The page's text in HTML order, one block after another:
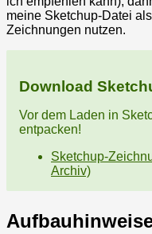
meine Sketchup-Datei
Zeichnungen nutzen.
Download
Vor dem Laden in
entpacken!
Sketchup-
Archiv)